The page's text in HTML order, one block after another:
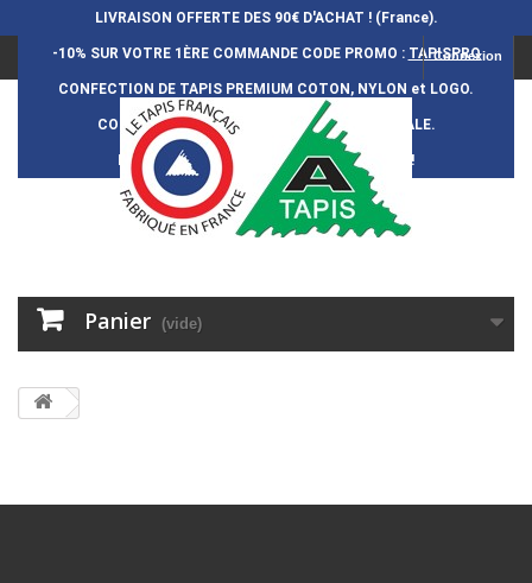
LIVRAISON OFFERTE DES 90€ D'ACHAT ! (France).
-10% SUR VOTRE 1ÈRE COMMANDECODE PROMO : TAPISPRO
CONFECTION DE TAPIS PREMIUM COTON, NYLON et LOGO.
CONFECTION FRANÇ AISE et 100% ARTISANALE.
DURÉE DE VIE DES TAPIS : 5 ANS ENVIRON !
Connexion
Panier (vide)